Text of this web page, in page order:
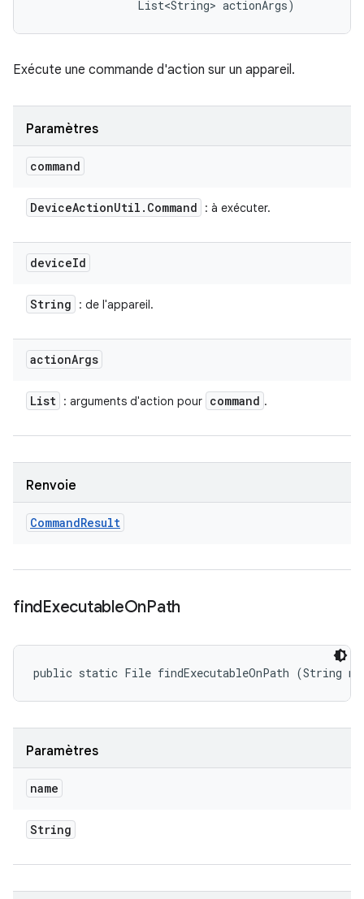
                List<String> actionArgs)
Exécute une commande d'action sur un appareil.
Paramètres
command
DeviceActionUtil . Command : à exécuter.
deviceId
String : de l'appareil.
actionArgs
List : arguments d'action pour command .
Renvoie
CommandResult
findExecutableOnPath
public static File findExecutableOnPath (String
Paramètres
name
String